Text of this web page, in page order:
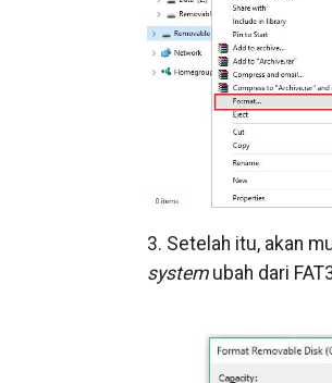
3. Setelah itu, akan
systemubah dari